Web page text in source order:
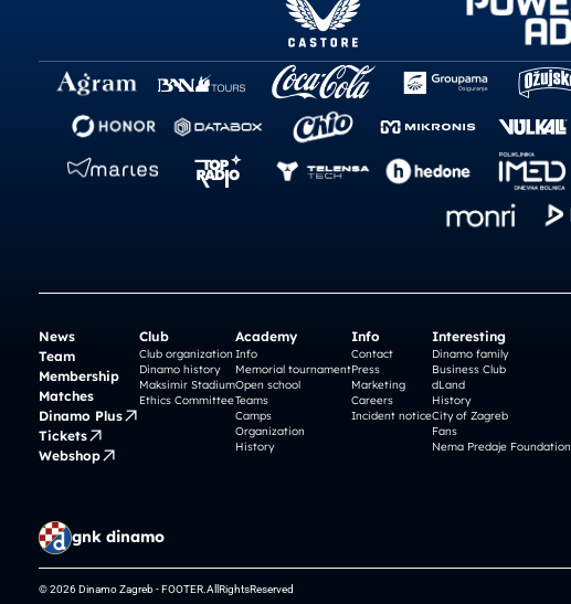
News
Team
Membership
Matches
Dinamo Plus
Tickets
Webshop
Club
Club organization
Dinamo history
Maksimir Stadium
Ethics Committee
Academy
Info
Memorial tournament
Open school
Teams
Camps
Organization
History
Info
Contact
Press
Marketing
Careers
Incident notice
Interesting
Dinamo family
Business Club
dLand
History
City of Zagreb
Fans
Nema Predaje Foundation
gnk dinamo
© 2026 Dinamo Zagreb - FOOTER.AllRightsReserved